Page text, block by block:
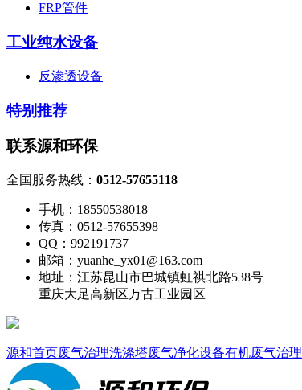
FRP管件
工业纯水设备
反渗透设备
特别推荐
联系源和环保
全国服务热线： 0512-57655118
手机：18550538018
传真：0512-57655398
QQ：992191737
邮箱：yuanhe_yx01@163.com
地址：江苏昆山市巴城镇虹祺北路538号
重庆大足高新区万古工业园区
源和首页废气治理洗涤塔废气净化设备有机废气治理